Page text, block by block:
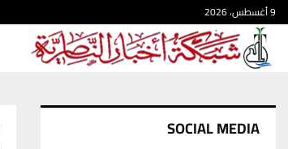
9 أغسطس، 2026
SOCIAL MEDIA